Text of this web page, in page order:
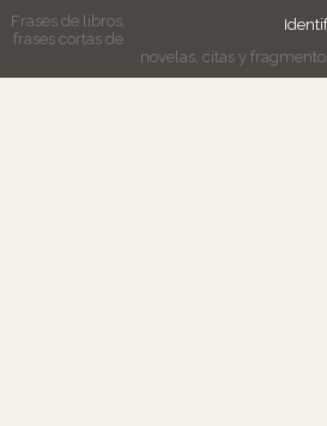
Frases de libros,
frases cortas de
novelas, citas y